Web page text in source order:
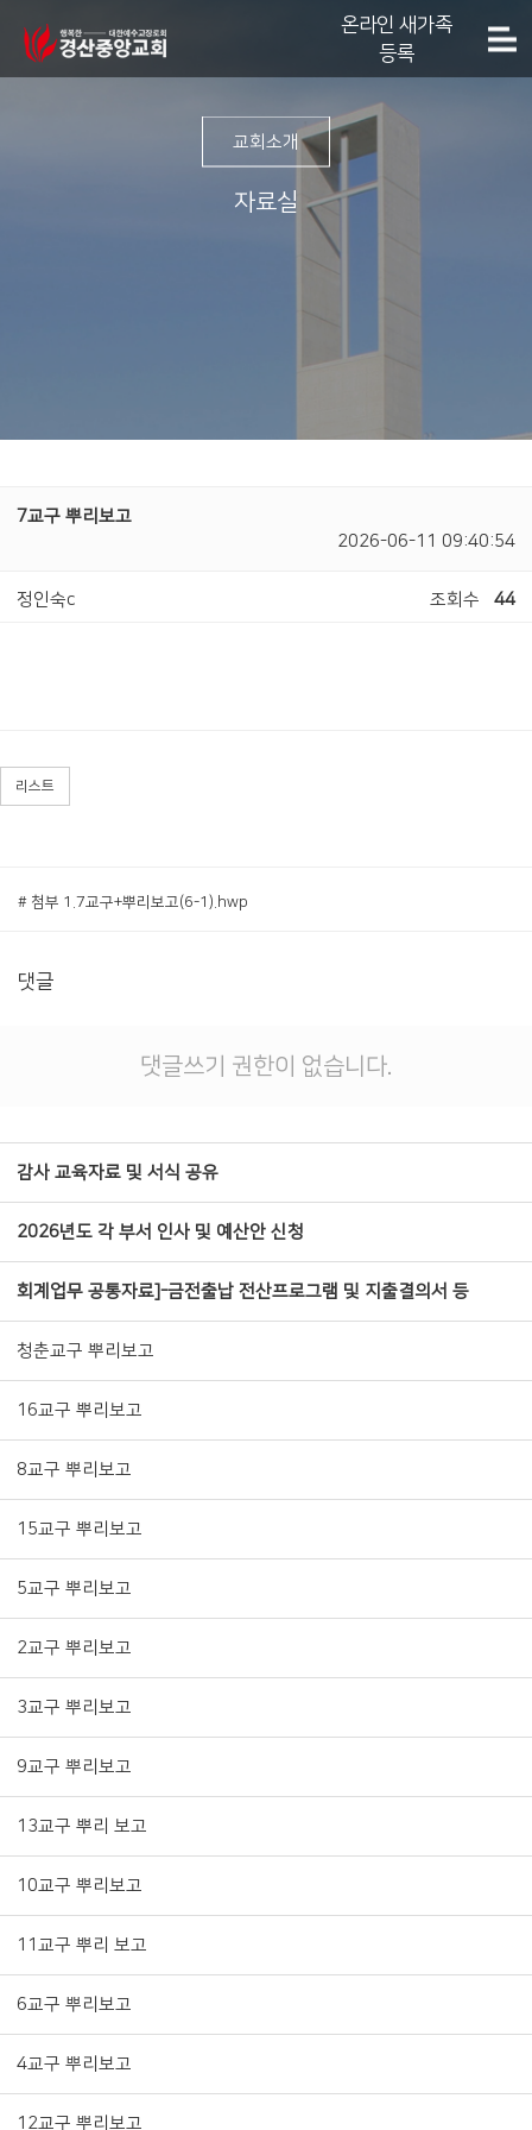
온라인 새가족
등록
교회소개
자료실
7교구 뿌리보고
2026-06-11 09:40:54
정인숙c 조회수 44
리스트
# 첨부 1.7교구+뿌리보고(6-1).hwp
댓글
댓글쓰기 권한이 없습니다.
감사 교육자료 및 서식 공유
2026년도 각 부서 인사 및 예산안 신청
회계업무 공통자료]-금전출납 전산프로그램 및 지출결의서 등
청춘교구 뿌리보고
16교구 뿌리보고
8교구 뿌리보고
15교구 뿌리보고
5교구 뿌리보고
2교구 뿌리보고
3교구 뿌리보고
9교구 뿌리보고
13교구 뿌리 보고
10교구 뿌리보고
11교구 뿌리 보고
6교구 뿌리보고
4교구 뿌리보고
12교구 뿌리보고